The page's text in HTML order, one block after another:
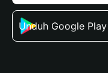
Unduh Google Play